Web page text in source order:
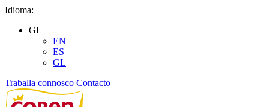
Skip
content
Idioma:
GL
EN
ES
GL
Traballa connosco Contacto